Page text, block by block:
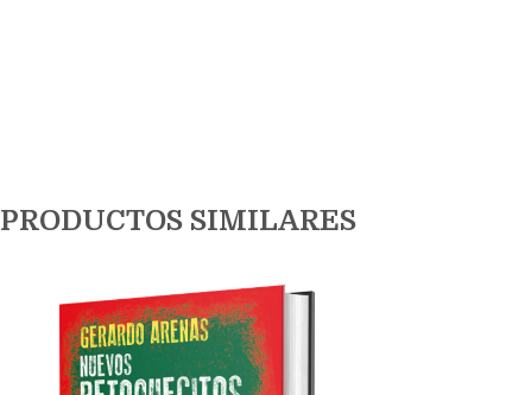
PRODUCTOS SIMILARES